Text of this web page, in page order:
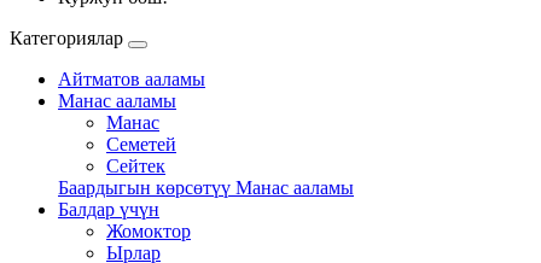
Категориялар
Айтматов ааламы
Манас ааламы
Манас
Семетей
Сейтек
Баардыгын көрсөтүү Манас ааламы
Балдар үчүн
Жомоктор
Ырлар